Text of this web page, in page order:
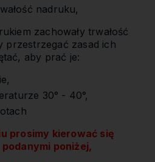
nadruku,
zachowały trwałość
przestrzegać zasad ich
aby prać je:
30° - 40°,
prosimy kierować się
poniżej,